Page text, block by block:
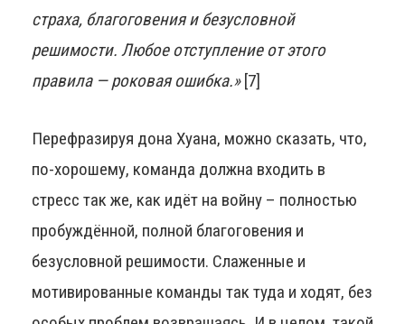
страха, благоговения и безусловной
решимости. Любое отступление от этого
правила — роковая ошибка.»[7]
Перефразируя дона Хуана, можно сказать, что,
по-хорошему, команда должна входить в
стресс так же, как идёт на войну – полностью
пробуждённой, полной благоговения и
безусловной решимости. Слаженные и
мотивированные команды так туда и ходят, без